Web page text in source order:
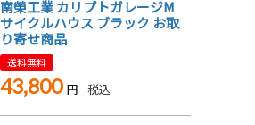
南榮工業 カリプトガレージM
サイクルハウス ブラック お取
り寄せ商品
送料無料
43,800 税込